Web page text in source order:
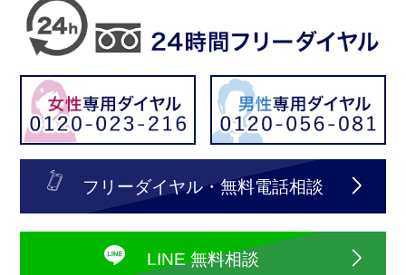
フリーダイヤル・無料電話相談
LINE 無料相談